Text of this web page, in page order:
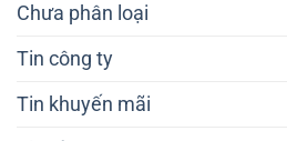
Chưa phân loại
Tin công ty
Tin khuyến mãi